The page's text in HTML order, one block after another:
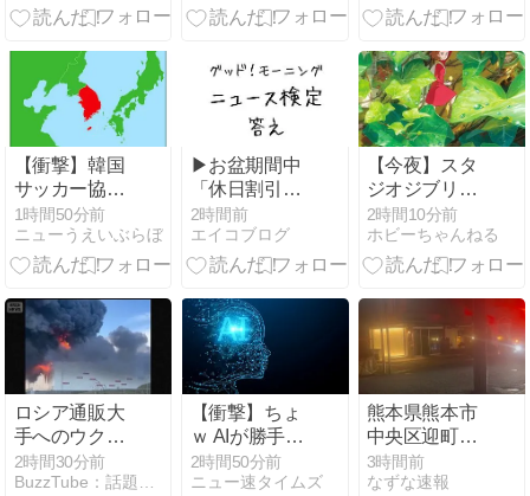
ター20機種に
外部から完全
制御のおそれ
【衝撃】韓国
サッカー協
会、Ｗ杯アジ
ア予選で外国
人審判員に性
1時間50分前
ニューうえいぶらぼ
▶お盆期間中
「休日割引」
が適用される
日は？
（NEWS検
2時間前
エイコブログ
【今夜】スタ
ジオジブリ
『借りぐらし
のアリエッテ
ィ』金曜ロー
ーカット放送
2時間10分前
ホビーちゃんねる
ロシア通販大
手へのウクラ
イナの攻撃 影
響じわり 中小
2時間30分前
【衝撃】ちょ
ｗ AIが勝手に
サイバー攻撃
とかｗｗｗお
2時間50分前
ニュー速タイムズ
熊本県熊本市
中央区迎町1
丁目で火事
3時間前
なずな速報